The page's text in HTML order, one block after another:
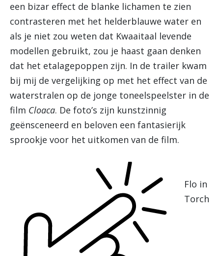
een bizar effect de blanke lichamen te zien
contrasteren met het helderblauwe water en
als je niet zou weten dat Kwaaitaal levende
modellen gebruikt, zou je haast gaan denken
dat het etalagepoppen zijn. In de trailer kwam
bij mij de vergelijking op met het effect van de
waterstralen op de jonge toneelspeelster in de
film Cloaca. De foto’s zijn kunstzinnig
geënsceneerd en beloven een fantasierijk
sprookje voor het uitkomen van de film.
Flo in
Torch